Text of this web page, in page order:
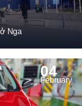
Nga
04
February